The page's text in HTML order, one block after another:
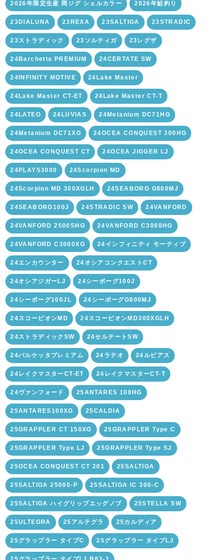
2026年限定生産 岡ジグ シェルカラー 2026年鮭釣り
23DIALUNA 23REXA 23SALTIGA 23STRADIC
23ストラディック 23ソルティガ 23レグザ
24Barchetta PREMIUM 24CERTATE SW
24INFINITY MOTIVE 24Lake Master
24Lake Master CT-ET 24Lake Master CT-T
24LATEO 24LUVIAS 24Metanium DC71HG
24Metanium DC71XG 24OCEA CONQUEST 300HG
24OCEA CONQUEST CT 24OCEA JIGGER LJ
24PLAYS3000 24Scorpion MD
24Scorpion MD 300XGLH 24SEABORG G800MJ
24SEABORG100J 24STRADIC SW 24VANFORD
24VANFORD 2500SHG 24VANFORD C3000HG
24VANFORD C3000XG 24インフィニティ モーティブ
24エンカウンター 24オシアコンクエストCT
24オシアジガーLJ 24シーボーグ100J
24シーボーグ100JL 24シーボーグG800MJ
24スコーピオンMD 24スコーピオンMD300XGLH
24ストラディックSW 24セルテートSW
24バルケッタプレミアム 24ラテオ 24ルビアス
24レイクマスターCT-ET 24レイクマスターCT-T
24ヴァンフォード 25ANTARES 100HG
25ANTARES100XG 25CALDIA
25GRAPPLER CT 150XG 25GRAPPLER Type C
25GRAPPLER Type LJ 25GRAPPLER Type SJ
25OCEA CONQUEST CT 201 25SALTIGA
25SALTIGA 25000-P 25SALTIGA IC 300-C
25SALTIGA ハイグリップエッグノブ 25STELLA SW
25ULTEGRA 25アルテグラ 25カルディア
25グラップラー タイプC 25グラップラー タイプLJ